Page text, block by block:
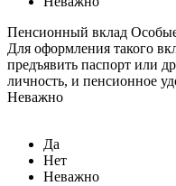
Пенсионный вклад
Для оформления такого
предъявить паспорт или
личность, и пенсионное
Неважно
Да
Нет
Неважно